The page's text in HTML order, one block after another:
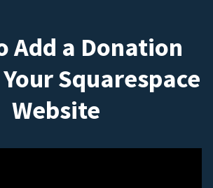
Add a Donation
Squarespace
Website